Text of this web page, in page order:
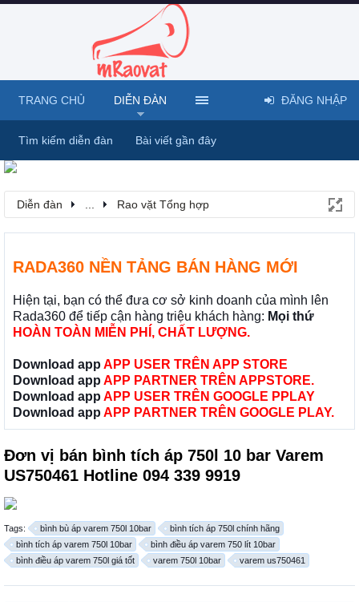
Diễn đàn Rao vặt Tổng hợp
RADA360 NỀN TẢNG BÁN HÀNG MỚI
Hiện tại, bạn có thể đưa cơ sở kinh doanh của mình lên
Rada360 để tiếp cận hàng triệu khách hàng: Mọi thứ
HOÀN TOÀN MIỄN PHÍ, CHẤT LƯỢNG.
Download app APP USER TRÊN APP STORE
Download app APP PARTNER TRÊN APPSTORE.
Download app APP USER TRÊN GOOGLE PPLAY
Download app APP PARTNER TRÊN GOOGLE PLAY.
Đơn vị bán bình tích áp 750l 10 bar Varem
US750461 Hotline 094 339 9919
Tags: bình bù áp varem 750l 10bar
bình tích áp 750l chính hãng
bình tích áp varem 750l 10bar
bình điều áp varem 750 lít 10bar
bình điều áp varem 750l giá tốt
varem 750l 10bar varem us750461
TRANG CHỦ DIỄN ĐÀN
Tìm kiếm diễn đàn Bài viết gần đây
ĐĂNG NHẬP